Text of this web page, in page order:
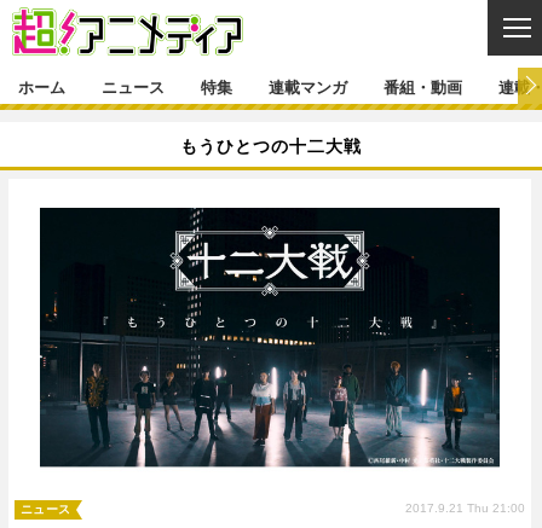
ゲーム・アプリ
グッズ イベント
声優 コスプレ
舞台 新帝スタ
インタビュー
ラキりす
連載マンガ一覧
番組・動画
番組・動画一覧 ラジオ
動画
連載・ブログ
連載・ブログ一覧 コラム
編集部ブログ・お知らせ
ホーム ニュース 特集 連載マンガ 番組・動画 連載
もうひとつの十二大戦
ニュース 2017.9.21 Thu 21:00